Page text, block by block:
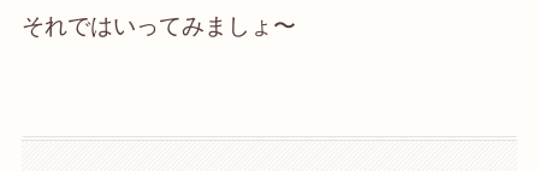
それではいってみましょ〜